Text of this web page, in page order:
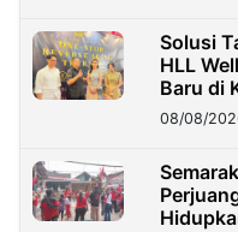
Solusi
HLL
Baru di
08/08/